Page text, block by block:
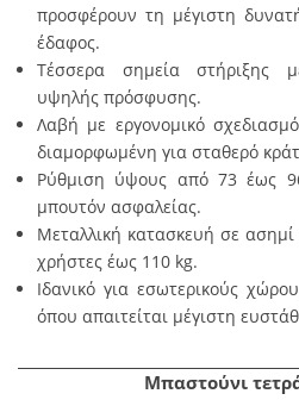
προσφέρουν τη μέγιστη
έδαφος.
Τέσσερα σημεία στήριξης
υψηλής πρόσφυσης.
Λαβή με εργονομικό
διαμορφωμένη για σταθερό
Ρύθμιση ύψους από 73 έως
μπουτόν ασφαλείας.
Μεταλλική κατασκευή σε
χρήστες έως 110 kg.
Ιδανικό για εσωτερικούς
όπου απαιτείται μέγιστη
Μπαστούνι